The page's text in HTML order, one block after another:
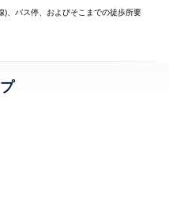
)、バス停、およびそこまでの徒歩所要